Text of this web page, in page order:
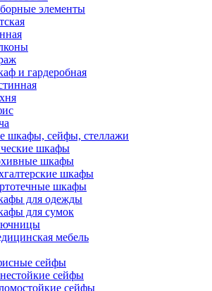
элементы
и гардеробная
шкафы, сейфы, стеллажи
шкафы
шкафы
шкафы
шкафы
для одежды
для сумок
мебель
сейфы
сейфы
сейфы